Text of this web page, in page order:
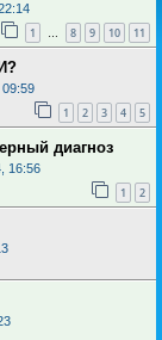
1 … 8 9 10 11
1 2 3 4 5
диагноз
16:56
1 2